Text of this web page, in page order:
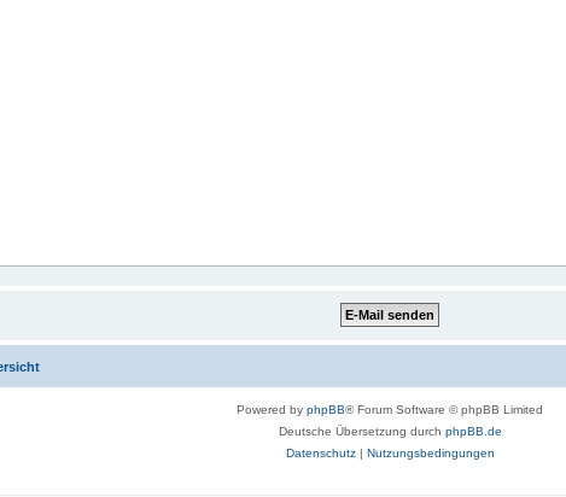
Powered by phpBB® Forum Software © phpBB Limited
Deutsche Übersetzung durch phpBB.de
Datenschutz| Nutzungsbedingungen